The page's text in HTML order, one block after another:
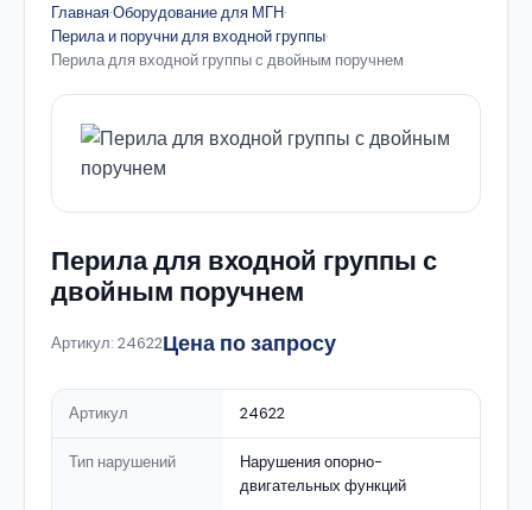
Главная·Оборудование для МГН·
Перила и поручни для входной группы·
Перила для входной группы с двойным поручнем
Перила для входной группы с
двойным поручнем
Артикул: 24622Цена по запросу
Артикул 24622
Тип нарушений
Нарушения опорно-
двигательных функций